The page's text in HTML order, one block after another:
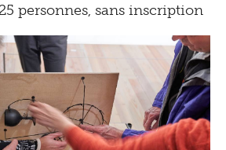
personnes, sans inscription